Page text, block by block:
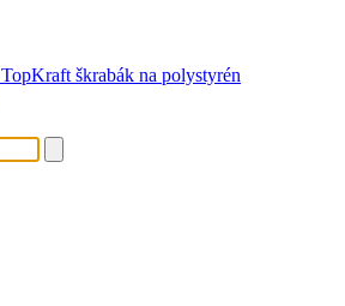
TopKraft škrabák na polystyrén